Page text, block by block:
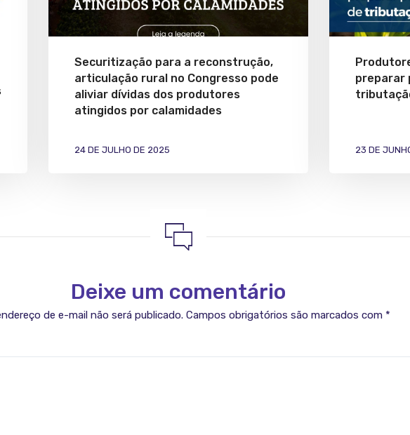
Securitização para a reconstrução,
articulação rural no Congresso pode
aliviar dívidas dos produtores
atingidos por calamidades
24 DE JULHO DE 2025
preparar
23 DE
Deixe um comentário
de e-mail não será publicado. Campos obrigatórios são marcados com *